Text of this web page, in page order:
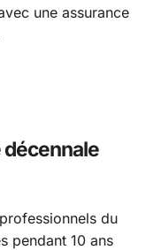
une assurance
décennale
du
pendant 10 ans